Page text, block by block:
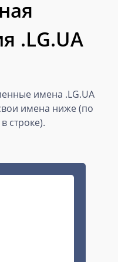
.LG.UA
имена .LG.UA
имена ниже (по
строке).